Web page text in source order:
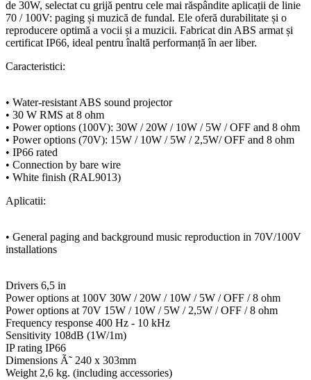
de 30W, selectat cu grijă pentru cele mai răspândite aplicații de linie
70 / 100V: paging și muzică de fundal. Ele oferă durabilitate și o
reproducere optimă a vocii și a muzicii. Fabricat din ABS armat și
certificat IP66, ideal pentru înaltă performanță în aer liber.
Caracteristici:
• Water-resistant ABS sound projector
• 30 W RMS at 8 ohm
• Power options (100V): 30W / 20W / 10W / 5W / OFF and 8 ohm
• Power options (70V): 15W / 10W / 5W / 2,5W/ OFF and 8 ohm
• IP66 rated
• Connection by bare wire
• White finish (RAL9013)
Aplicatii:
• General paging and background music reproduction in 70V/100V
installations
Drivers 6,5 in
Power options at 100V 30W / 20W / 10W / 5W / OFF / 8 ohm
Power options at 70V 15W / 10W / 5W / 2,5W / OFF / 8 ohm
Frequency response 400 Hz - 10 kHz
Sensitivity 108dB (1W/1m)
IP rating IP66
Dimensions Ã˜ 240 x 303mm
Weight 2,6 kg. (including accessories)